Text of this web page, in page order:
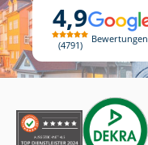
4,9
4791
Bewertungen